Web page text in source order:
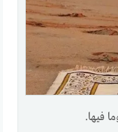
فيها.